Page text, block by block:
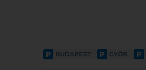
P BUDAPEST P GYŐR P